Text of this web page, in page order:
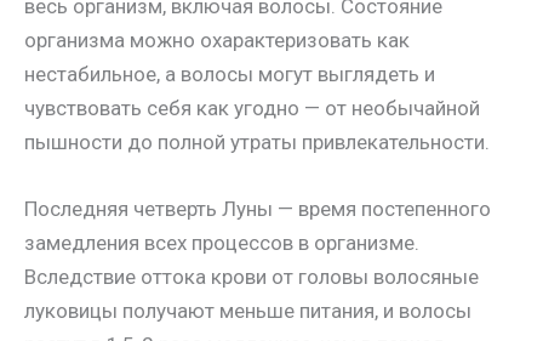
весь организм, включая волосы. Состояние
организма можно охарактеризовать как
нестабильное, а волосы могут выглядеть и
чувствовать себя как угодно — от необычайной
пышности до полной утраты привлекательности.
Последняя четверть Луны — время постепенного
замедления всех процессов в организме.
Вследствие оттока крови от головы волосяные
луковицы получают меньше питания, и волосы